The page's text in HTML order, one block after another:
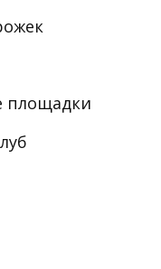
площадки